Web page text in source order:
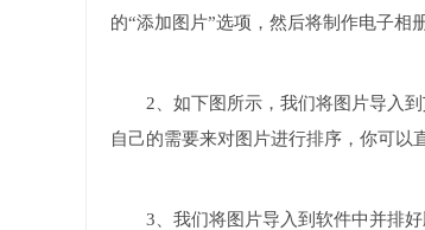
的“添加图片”选项，然后将制作电子相
2、如下图所示，我们将图片导入
自己的需要来对图片进行排序，你可以
3、我们将图片导入到软件中并排